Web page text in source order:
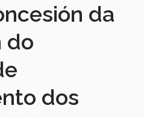
da
do
dos